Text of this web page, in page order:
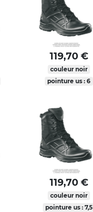
119,70 €
couleur noir
pointure us : 6
119,70 €
couleur noir
pointure us : 7,5